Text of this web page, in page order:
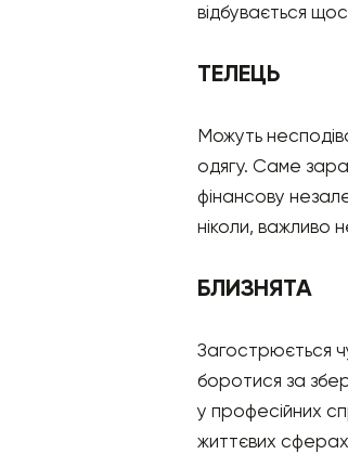
відбувається
ТЕЛЕЦЬ
Можуть
одягу. Саме
фінансову
ніколи, важливо
БЛИЗНЯТА
Загострюється
боротися за
у професійних
життєвих